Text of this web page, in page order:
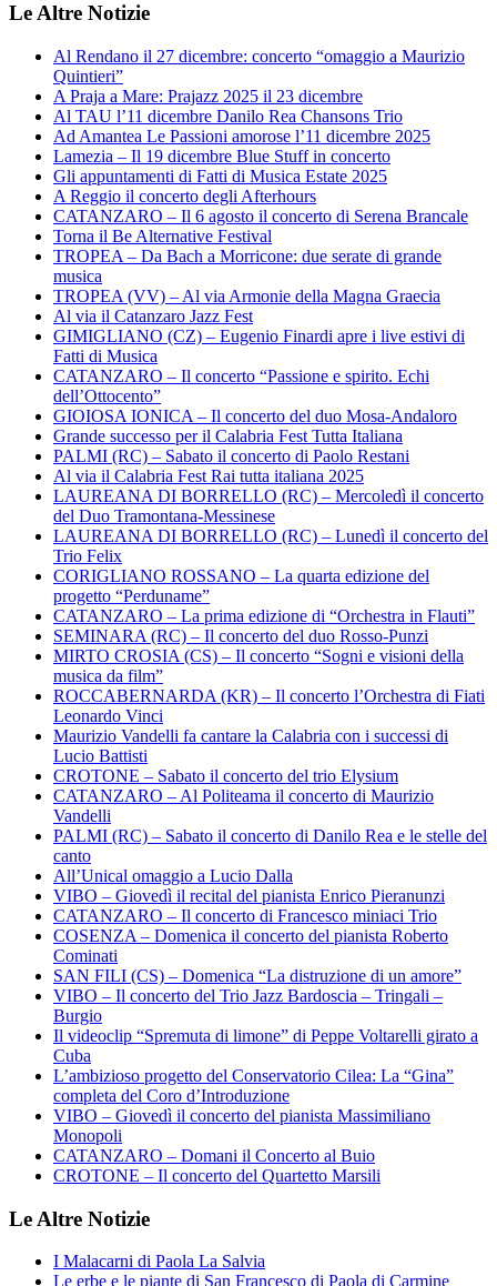
Le Altre Notizie
Al Rendano il 27 dicembre: concerto “omaggio a Maurizio
Quintieri”
A Praja a Mare: Prajazz 2025 il 23 dicembre
Al TAU l’11 dicembre Danilo Rea Chansons Trio
Ad Amantea Le Passioni amorose l’11 dicembre 2025
Lamezia – Il 19 dicembre Blue Stuff in concerto
Gli appuntamenti di Fatti di Musica Estate 2025
A Reggio il concerto degli Afterhours
CATANZARO – Il 6 agosto il concerto di Serena Brancale
Torna il Be Alternative Festival
TROPEA – Da Bach a Morricone: due serate di grande
musica
TROPEA (VV) – Al via Armonie della Magna Graecia
Al via il Catanzaro Jazz Fest
GIMIGLIANO (CZ) – Eugenio Finardi apre i live estivi di
Fatti di Musica
CATANZARO – Il concerto “Passione e spirito. Echi
dell’Ottocento”
GIOIOSA IONICA – Il concerto del duo Mosa-Andaloro
Grande successo per il Calabria Fest Tutta Italiana
PALMI (RC) – Sabato il concerto di Paolo Restani
Al via il Calabria Fest Rai tutta italiana 2025
LAUREANA DI BORRELLO (RC) – Mercoledì il concerto
del Duo Tramontana-Messinese
LAUREANA DI BORRELLO (RC) – Lunedì il concerto del
Trio Felix
CORIGLIANO ROSSANO – La quarta edizione del
progetto “Perduname”
CATANZARO – La prima edizione di “Orchestra in Flauti”
SEMINARA (RC) – Il concerto del duo Rosso-Punzi
MIRTO CROSIA (CS) – Il concerto “Sogni e visioni della
musica da film”
ROCCABERNARDA (KR) – Il concerto l’Orchestra di Fiati
Leonardo Vinci
Maurizio Vandelli fa cantare la Calabria con i successi di
Lucio Battisti
CROTONE – Sabato il concerto del trio Elysium
CATANZARO – Al Politeama il concerto di Maurizio
Vandelli
PALMI (RC) – Sabato il concerto di Danilo Rea e le stelle del
canto
All’Unical omaggio a Lucio Dalla
VIBO – Giovedì il recital del pianista Enrico Pieranunzi
CATANZARO – Il concerto di Francesco miniaci Trio
COSENZA – Domenica il concerto del pianista Roberto
Cominati
SAN FILI (CS) – Domenica “La distruzione di un amore”
VIBO – Il concerto del Trio Jazz Bardoscia – Tringali –
Burgio
Il videoclip “Spremuta di limone” di Peppe Voltarelli girato a
Cuba
L’ambizioso progetto del Conservatorio Cilea: La “Gina”
completa del Coro d’Introduzione
VIBO – Giovedì il concerto del pianista Massimiliano
Monopoli
CATANZARO – Domani il Concerto al Buio
CROTONE – Il concerto del Quartetto Marsili
Le Altre Notizie
I Malacarni di Paola La Salvia
Le erbe e le piante di San Francesco di Paola di Carmine